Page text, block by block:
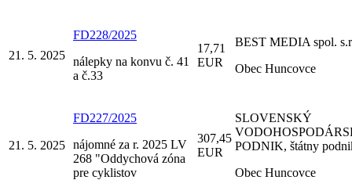
21. 5. 2025
FD228/2025
nálepky na konvu č. 41
a č.33
17,71
EUR
BEST MEDIA spol.
Obec Huncovce
21. 5. 2025
FD227/2025
nájomné za r. 2025 LV
268 "Oddychová zóna
pre cyklistov
307,45
EUR
SLOVENSKÝ
PODNIK, štátny
Obec Huncovce